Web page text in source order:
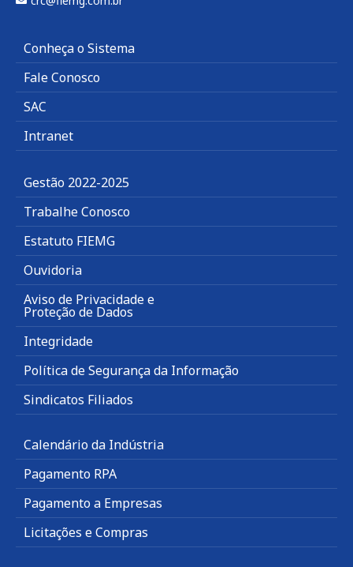
Conheça o Sistema
Fale Conosco
SAC
Intranet
Gestão 2022-2025
Trabalhe Conosco
Estatuto FIEMG
Ouvidoria
Aviso de Privacidade e
Proteção de Dados
Integridade
Política de Segurança da Informação
Sindicatos Filiados
Calendário da Indústria
Pagamento RPA
Pagamento a Empresas
Licitações e Compras